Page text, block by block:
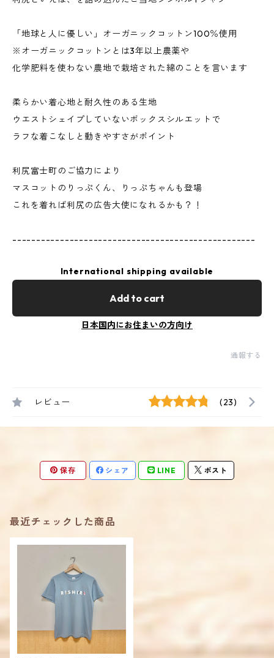
「地球と人に優しい」オーガニックコットン100％使用
※オーガニックコットンとは3年以上農薬や
化学肥料を使わない農地で栽培された綿のことを言います
柔らかい着心地と耐久性のある生地
ウエストシェイプしていないボックスシルエットで
ラフな着こなしと動きやすさがポイント
利尻富士町のご協力により
マスコットのりっぷくん、りっぷちゃんも登場
これを着れば利尻の広告大使になれるかも？！
---------------------------------------------------
International shipping available
Add to cart
日本国内にお住まいの方向け
通報する
レビュー (23)
保存 シェア LINE ポスト
最近チェックした商品